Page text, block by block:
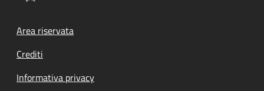
Footer menu
Area riservata
Crediti
Informativa privacy